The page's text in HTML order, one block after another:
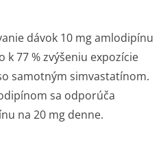
dávok 10 mg amlodipínu
k 77 % zvýšeniu expozície
samotným simvastatínom.
sa odporúča
na 20 mg denne.